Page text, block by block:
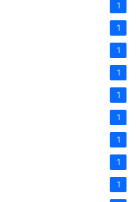
1
1
1
1
1
1
1
1
1